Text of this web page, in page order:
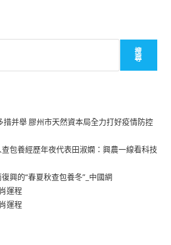
搜
尋
措并舉 膠州市天然資本局全力打好疫情防控
包養經歷年夜代表田淑嫻：興農一線看科技
興的“春夏秋查包養冬”_中國網
運程
運程